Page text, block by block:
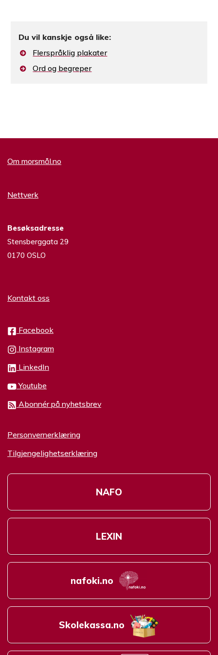
Du vil kanskje også like:
Flerspråklig plakater
Ord og begreper
Om morsmål.no
Nettverk
Besøksadresse
Stensberggata 29
0170 OSLO
Kontakt oss
Facebook
Instagram
LinkedIn
Youtube
Abonnér på nyhetsbrev
Personvernerklæring
Tilgjengelighetserklæring
NAFO
LEXIN
nafoki.no
Skolekassa.no